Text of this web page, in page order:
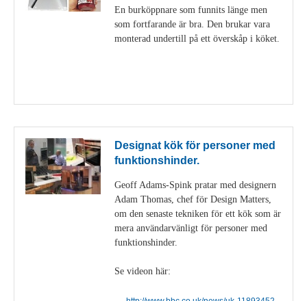
En burköppnare som funnits länge men
som fortfarande är bra. Den brukar vara
monterad undertill på ett överskåp i köket.
Designat kök för personer med
funktionshinder.
Geoff Adams-Spink pratar med designern
Adam Thomas, chef för Design Matters,
om den senaste tekniken för ett kök som är
mera användarvänligt för personer med
funktionshinder.
Se videon här: